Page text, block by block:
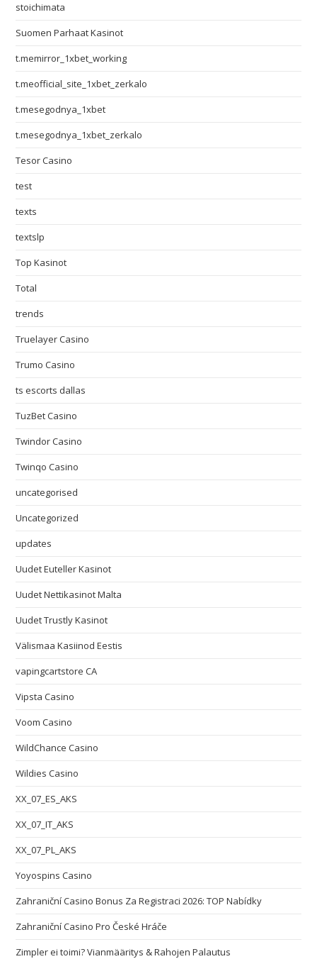
stoichimata
Suomen Parhaat Kasinot
t.memirror_1xbet_working
t.meofficial_site_1xbet_zerkalo
t.mesegodnya_1xbet
t.mesegodnya_1xbet_zerkalo
Tesor Casino
test
texts
textslp
Top Kasinot
Total
trends
Truelayer Casino
Trumo Casino
ts escorts dallas
TuzBet Casino
Twindor Casino
Twinqo Casino
uncategorised
Uncategorized
updates
Uudet Euteller Kasinot
Uudet Nettikasinot Malta
Uudet Trustly Kasinot
Välismaa Kasiinod Eestis
vapingcartstore CA
Vipsta Casino
Voom Casino
WildChance Casino
Wildies Casino
XX_07_ES_AKS
XX_07_IT_AKS
XX_07_PL_AKS
Yoyospins Casino
Zahraniční Casino Bonus Za Registraci 2026: TOP Nabídky
Zahraniční Casino Pro České Hráče
Zimpler ei toimi? Vianmääritys & Rahojen Palautus